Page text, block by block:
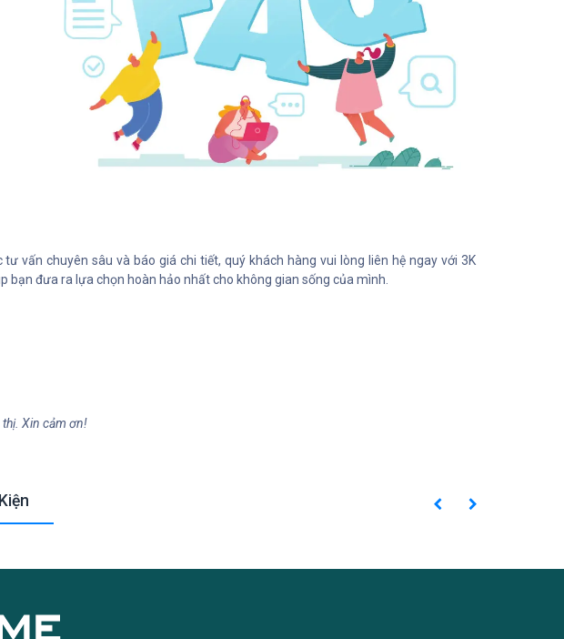
vấn chuyên sâu và báo giá chi tiết, quý khách hàng vui lòng liên hệ ngay với 3K
đưa ra lựa chọn hoàn hảo nhất cho không gian sống của mình.
thị. Xin cảm ơn!